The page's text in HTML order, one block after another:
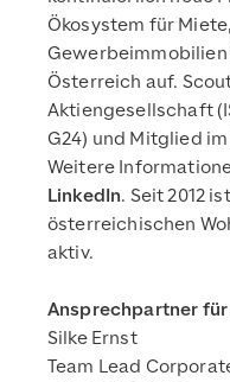
Ökosystem für
Österreich auf.
Aktiengesellschaft
G24) und Mitglied im
Weitere
LinkedIn. Seit 2012
österreichischen
aktiv.
Ansprechpartner
Silke Ernst
Team Lead